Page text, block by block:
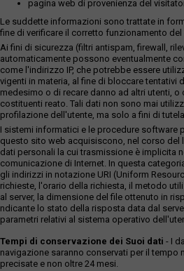
pagina web di provenienza del
Le suddette informazioni sono trattate in
fine di verificare il corretto funzionamento
Ai fini di sicurezza (filtri antispam, firewall,
automaticamente possono eventualmente
come l'indirizzo IP, che potrebbe essere
vigenti in materia, al fine di bloccare tentativi
medesimo o di recare danno ad altri utenti,
costituenti reato. Tali dati non sono mai
profilazione dell'utente, ma solo a fini di
I sistemi informatici e le procedure software
questo sito web acquisiscono, nel corso del
dati personali la cui trasmissione è implicita
comunicazione di Internet. In questa
gli indirizzi in notazione URI (Uniform
richieste, l'orario della richiesta, il metodo
al server, la dimensione del file ottenuto in
ndicante lo stato della risposta data dal
parametri relativi al sistema operativo
Tempi di conservazione dei Suoi dati - I
navigazione saranno conservati per il tempo
precisate e non oltre 24 mesi.